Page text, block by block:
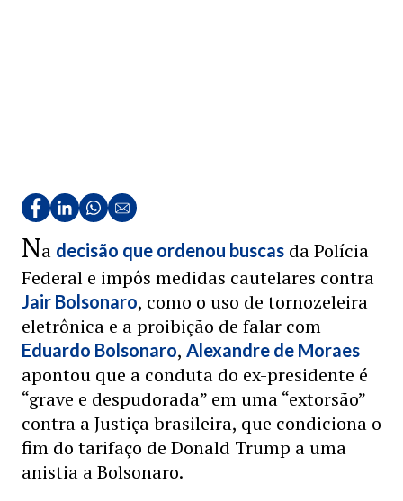
Na decisão que ordenou buscas da Polícia
Federal e impôs medidas cautelares contra
Jair Bolsonaro, como o uso de tornozeleira
eletrônica e a proibição de falar com
Eduardo Bolsonaro, Alexandre de Moraes
apontou que a conduta do ex-presidente é
“grave e despudorada” em uma “extorsão”
contra a Justiça brasileira, que condiciona o
fim do tarifaço de Donald Trump a uma
anistia a Bolsonaro.